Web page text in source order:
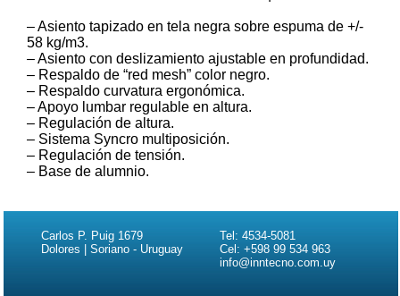
– Asiento tapizado en tela negra sobre espuma de +/-
58 kg/m3.
– Asiento con deslizamiento ajustable en profundidad.
– Respaldo de “red mesh” color negro.
– Respaldo curvatura ergonómica.
– Apoyo lumbar regulable en altura.
– Regulación de altura.
– Sistema Syncro multiposición.
– Regulación de tensión.
– Base de alumnio.
Tel: 4534-5081
Cel: +598 99 534 963
info@inntecno.com.uy
Carlos P. Puig 1679
Dolores | Soriano - Uruguay